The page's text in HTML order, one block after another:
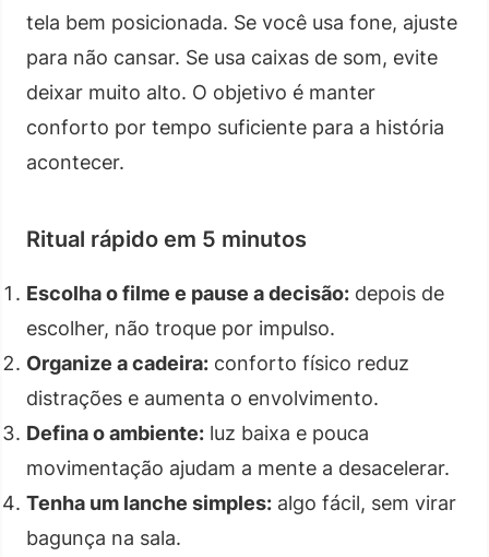
tela bem posicionada. Se você usa fone, ajuste
para não cansar. Se usa caixas de som, evite
deixar muito alto. O objetivo é manter
conforto por tempo suficiente para a história
acontecer.
Ritual rápido em 5 minutos
Escolha o filme e pause a decisão: depois de
escolher, não troque por impulso.
Organize a cadeira: conforto físico reduz
distrações e aumenta o envolvimento.
Defina o ambiente: luz baixa e pouca
movimentação ajudam a mente a desacelerar.
Tenha um lanche simples: algo fácil, sem virar
bagunça na sala.